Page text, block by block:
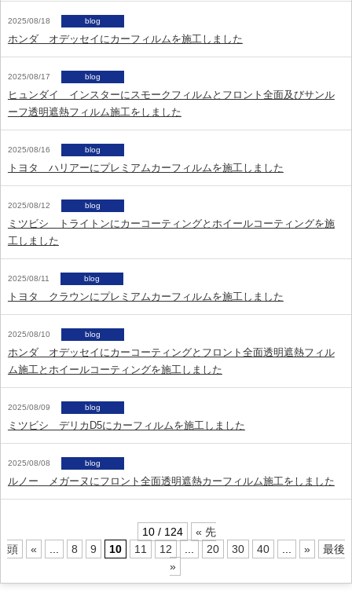
2025/08/18 blog
ホンダ オデッセイにカーフィルムを施工しました
2025/08/17 blog
ヒュンダイ インスターにスモークフィルムとフロント全面及びサンル
ーフ透明遮熱フィルム施工をしました
2025/08/16 blog
トヨタ ハリアーにプレミアムカーフィルムを施工しました
2025/08/12 blog
ミツビシ トライトンにカーコーティングとホイールコーティングを施
工しました
2025/08/11 blog
トヨタ クラウンにプレミアムカーフィルムを施工しました
2025/08/10 blog
ホンダ オデッセイにカーコーティングとフロント全面透明遮熱フィル
ム施工とホイールコーティングを施工しました
2025/08/09 blog
ミツビシ デリカD5にカーフィルムを施工しました
2025/08/08 blog
ルノー メガーヌにフロント全面透明遮熱カーフィルム施工をしました
10 / 124
« 先
頭
« ... 8 9 10 11 12 ... 20 30 40 ... »
最後
»